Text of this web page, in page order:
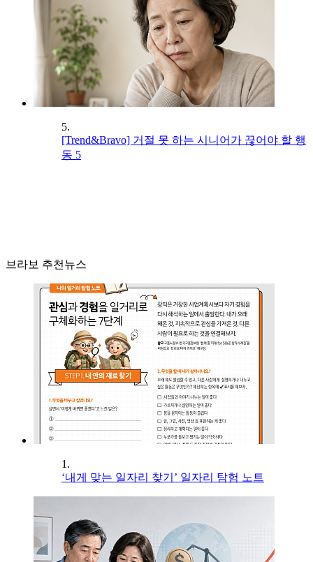
5.
[Trend&Bravo] 거절 못 하는 시니어가 끊어야 할 행
동 5
브라보 추천뉴스
1.
‘내게 맞는 일자리 찾기’ 일자리 탐험 노트